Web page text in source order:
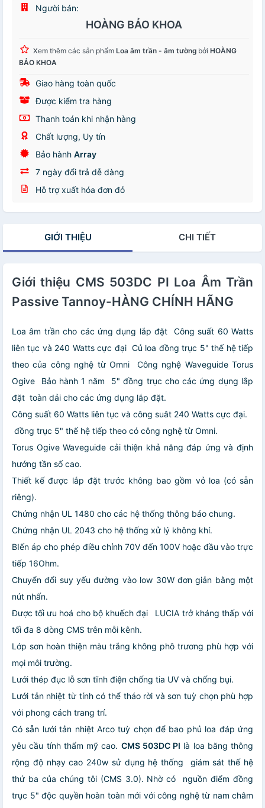
Người bán:
HOÀNG BẢO KHOA
Xem thêm các sản phẩm Loa âm trần - âm tường bởi HOÀNG
BẢO KHOA
Giao hàng toàn quốc
Được kiểm tra hàng
Thanh toán khi nhận hàng
Chất lượng, Uy tín
Bảo hành Array
7 ngày đổi trả dễ dàng
Hỗ trợ xuất hóa đơn đỏ
GIỚI THIỆU CHI TIẾT
Giới thiệu CMS 503DC PI Loa Âm Trần
Passive Tannoy-HÀNG CHÍNH HÃNG
Loa âm trần cho các ứng dụng lắp đặt
Công suất 60 Watts
liên tục và 240 Watts cực đại Củ loa đồng trục 5" thế hệ tiếp
theo của công nghệ từ Omni
Công nghệ Waveguide Torus
Ogive
Bảo hành 1 năm
5" đồng trục cho các ứng dụng lắp
đặt toàn dải cho các ứng dụng lắp đặt.
Công suất 60 Watts liên tục và công suât 240 Watts cực đại.
đồng trục 5" thế hệ tiếp theo có công nghệ từ Omni.
Torus Ogive Waveguide cải thiện khả năng đáp ứng và định
hướng tần số cao.
Thiết kế được lắp đặt trước không bao gồm vỏ loa (có sẵn
riêng).
Chứng nhận UL 1480 cho các hệ thống thông báo chung.
Chứng nhận UL 2043 cho hệ thống xử lý không khí.
BIến áp cho phép điều chỉnh 70V đến 100V hoặc đầu vào trực
tiếp 16Ohm.
Chuyển đổi suy yếu đường vào low 30W đơn giản bằng một
nút nhấn.
Được tối ưu hoá cho bộ khuếch đại LUCIA trở kháng thấp với
tối đa 8 dòng CMS trên mỗi kênh.
Lớp sơn hoàn thiện màu trắng không phô trương phù hợp với
mọi môi trường.
Lưới thép đục lỗ sơn tĩnh điện chống tia UV và chống bụi.
Lưới tản nhiệt từ tính có thể tháo rời và sơn tuỳ chọn phù hợp
với phong cách trang trí.
Có sẵn lưới tản nhiệt Arco tuỳ chọn để bao phủ loa đáp ứng
yêu cầu tính thẩm mỹ cao. CMS 503DC PI là loa băng thông
rộng độ nhạy cao 240w sử dụng hệ thống giám sát thế hệ
thứ ba của chúng tôi (CMS 3.0). Nhờ có nguồn điểm đồng
trục 5" độc quyền hoàn toàn mới với công nghệ từ nam châm